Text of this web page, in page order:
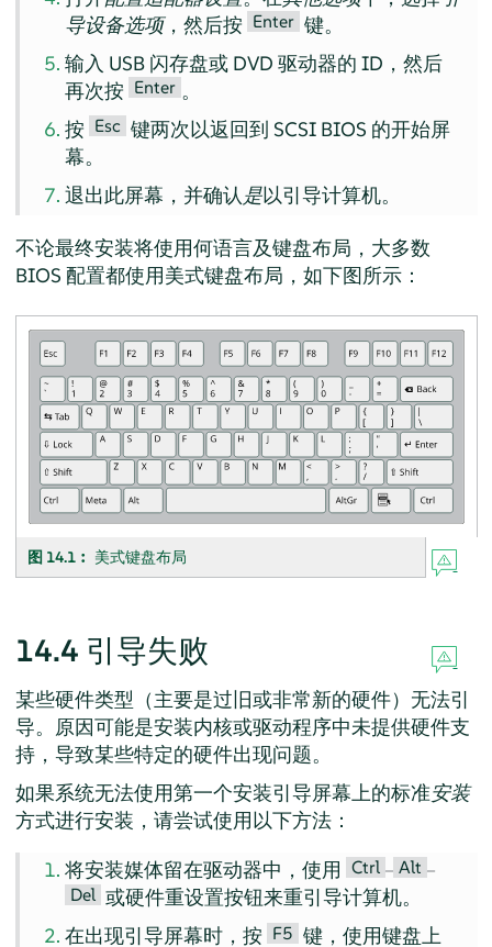
导设备选项，然后按 Enter 键。
输入 USB 闪存盘或 DVD 驱动器的 ID，然后
再次按 Enter 。
按 Esc 键两次以返回到 SCSI BIOS 的开始屏
幕。
退出此屏幕，并确认 是以引导计算机。
不论最终安装将使用何语言及键盘布局，大多数
BIOS 配置都使用美式键盘布局，如下图所示：
图 14.1︰ 美式键盘布局
14.4 引导失败
某些硬件类型（主要是过旧或非常新的硬件）无法引
导。原因可能是安装内核或驱动程序中未提供硬件支
持，导致某些特定的硬件出现问题。
如果系统无法使用第一个安装引导屏幕上的标准安装
方式进行安装，请尝试使用以下方法：
将安装媒体留在驱动器中，使用 Ctrl – Alt –
Del 或硬件重设置按钮来重引导计算机。
在出现引导屏幕时，按 F5 键，使用键盘上